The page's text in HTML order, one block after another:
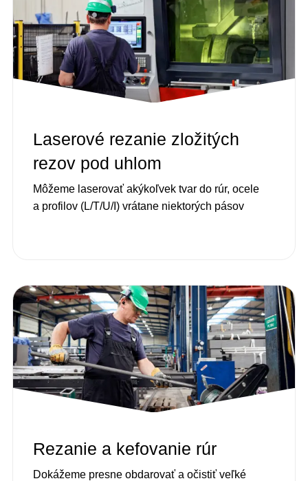
Laserové rezanie zložitých
rezov pod uhlom
Môžeme laserovať akýkoľvek tvar do rúr, ocele
a profilov (L/T/U/I) vrátane niektorých pásov
Rezanie a kefovanie rúr
Dokážeme presne obdarovať a očistiť veľké